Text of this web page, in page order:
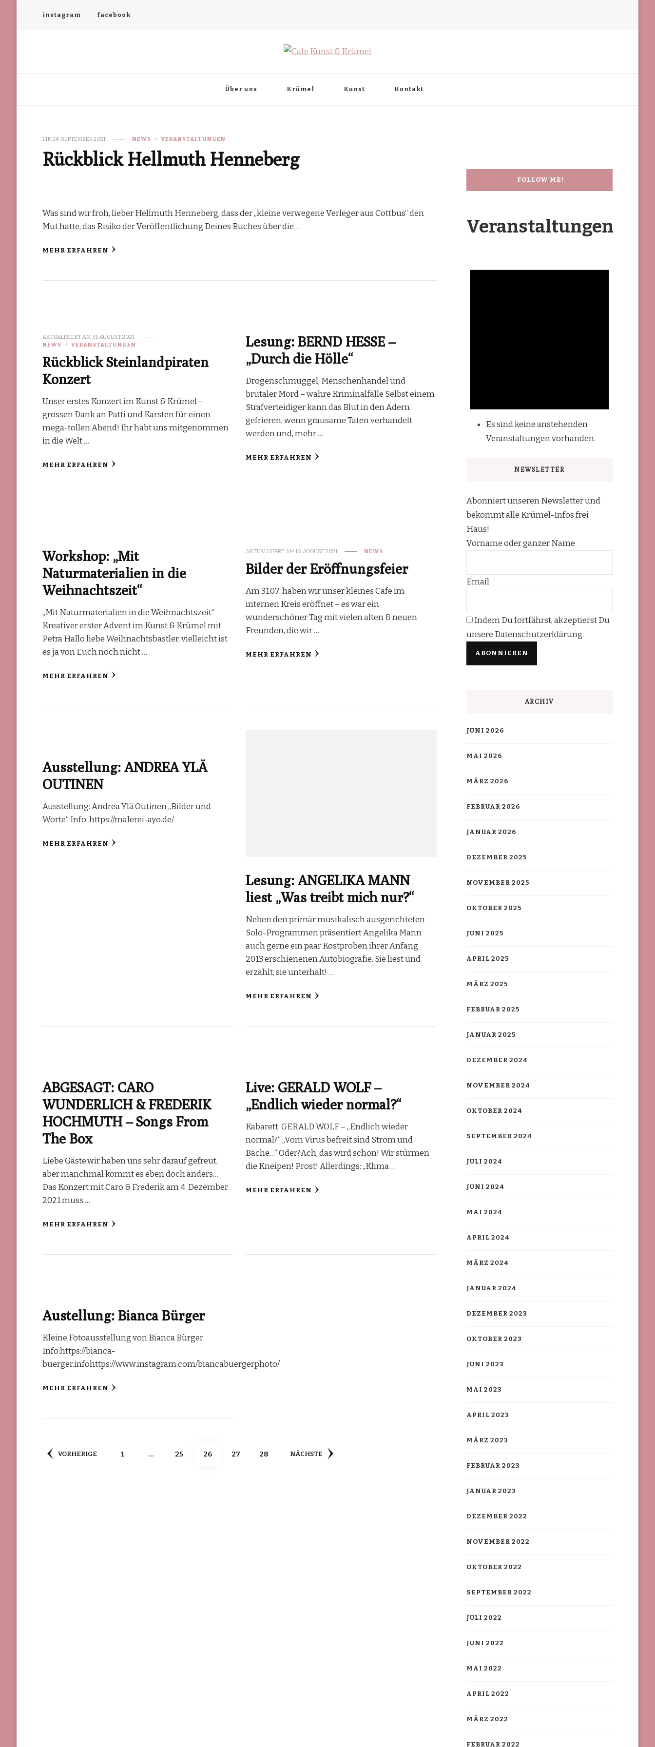
instagram facebook
Über uns Krümel Kunst Kontakt
EIN24. SEPTEMBER 2021 NEWS VERANSTALTUNGEN
Rückblick Hellmuth Henneberg
Was sind wir froh, lieber Hellmuth Henneberg, dass der „kleine verwegene Verleger aus Cottbus“ den
Mut hatte, das Risiko der Veröffentlichung Deines Buches über die …
MEHR ERFAHREN
AKTUALISIERT AM 31. AUGUST 2021
NEWS
VERANSTALTUNGEN
Rückblick Steinlandpiraten
Konzert
Unser erstes Konzert im Kunst & Krümel –
grossen Dank an Patti und Karsten für einen
mega-tollen Abend! Ihr habt uns mitgenommen
in die Welt …
MEHR ERFAHREN
Lesung: BERND HESSE –
„Durch die Hölle“
Drogenschmuggel, Menschenhandel und
brutaler Mord – wahre Kriminalfälle Selbst einem
Strafverteidiger kann das Blut in den Adern
gefrieren, wenn grausame Taten verhandelt
werden und, mehr …
MEHR ERFAHREN
Workshop: „Mit
Naturmaterialien in die
Weihnachtszeit“
„Mit Naturmaterialien in die Weihnachtszeit“
Kreativer erster Advent im Kunst & Krümel mit
Petra Hallo liebe Weihnachtsbastler, vielleicht ist
es ja von Euch noch nicht …
MEHR ERFAHREN
AKTUALISIERT AM 16. AUGUST 2021 NEWS
Bilder der Eröffnungsfeier
Am 31.07. haben wir unser kleines Cafe im
internen Kreis eröffnet – es war ein
wunderschöner Tag mit vielen alten & neuen
Freunden, die wir …
MEHR ERFAHREN
Ausstellung: ANDREA YLÄ
OUTINEN
Ausstellung: Andrea Ylä Outinen „Bilder und
Worte“ Info: https://malerei-ayo.de/
MEHR ERFAHREN
Lesung: ANGELIKA MANN
liest „Was treibt mich nur?“
Neben den primär musikalisch ausgerichteten
Solo-Programmen präsentiert Angelika Mann
auch gerne ein paar Kostproben ihrer Anfang
2013 erschienenen Autobiografie. Sie liest und
erzählt, sie unterhält! …
MEHR ERFAHREN
ABGESAGT: CARO
WUNDERLICH & FREDERIK
HOCHMUTH – Songs From
The Box
Liebe Gäste,wir haben uns sehr darauf gefreut,
aber manchmal kommt es eben doch anders…
Das Konzert mit Caro & Frederik am 4. Dezember
2021 muss …
MEHR ERFAHREN
Live: GERALD WOLF –
„Endlich wieder normal?“
Kabarett: GERALD WOLF – „Endlich wieder
normal?“ „Vom Virus befreit sind Strom und
Bäche…“ Oder?Ach, das wird schon! Wir stürmen
die Kneipen! Prost! Allerdings: „Klima …
MEHR ERFAHREN
Austellung: Bianca Bürger
Kleine Fotoausstellung von Bianca Bürger
Info:https://bianca-
buerger.infohttps://www.instagram.com/biancabuergerphoto/
MEHR ERFAHREN
Seitennummerierung
VORHERIGE SEITE
1 … SEITE
25 SEITE
26 SEITE
27 SEITE
28 NÄCHSTE
FOLLOW ME!
Veranstaltungen
Es sind keine anstehenden
Veranstaltungen vorhanden.
NEWSLETTER
Abonniert unseren Newsletter und
bekommt alle Krümel-Infos frei
Haus!
Vorname oder ganzer Name
Email
Indem Du fortfährst, akzeptierst Du
unsere Datenschutzerklärung.
ARCHIV
JUNI 2026
MAI 2026
MÄRZ 2026
FEBRUAR 2026
JANUAR 2026
DEZEMBER 2025
NOVEMBER 2025
OKTOBER 2025
JUNI 2025
APRIL 2025
MÄRZ 2025
FEBRUAR 2025
JANUAR 2025
DEZEMBER 2024
NOVEMBER 2024
OKTOBER 2024
SEPTEMBER 2024
JULI 2024
JUNI 2024
MAI 2024
APRIL 2024
MÄRZ 2024
JANUAR 2024
DEZEMBER 2023
OKTOBER 2023
JUNI 2023
MAI 2023
APRIL 2023
MÄRZ 2023
FEBRUAR 2023
JANUAR 2023
DEZEMBER 2022
NOVEMBER 2022
OKTOBER 2022
SEPTEMBER 2022
JULI 2022
JUNI 2022
MAI 2022
APRIL 2022
MÄRZ 2022
FEBRUAR 2022